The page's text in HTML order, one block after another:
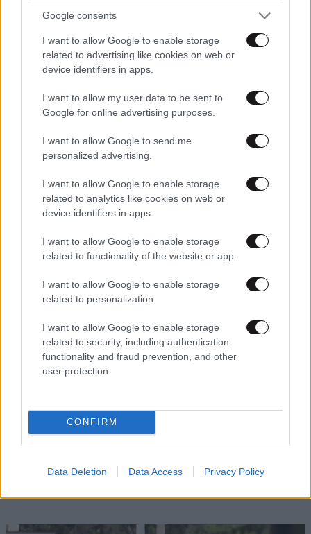
Google consents
I want to allow Google to enable storage
related to advertising like cookies on web or
device identifiers in apps.
I want to allow my user data to be sent to
Google for online advertising purposes.
I want to allow Google to send me
personalized advertising.
I want to allow Google to enable storage
related to analytics like cookies on web or
device identifiers in apps.
I want to allow Google to enable storage
related to functionality of the website or app.
I want to allow Google to enable storage
related to personalization.
I want to allow Google to enable storage
related to security, including authentication
functionality and fraud prevention, and other
user protection.
CONFIRM
Data Deletion Data Access Privacy Policy
FITNESS09·08·2026 09:30
με δύναμη και αυτονομία – Ένα απλό αλλά